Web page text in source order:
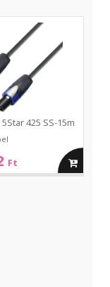
425 SS-15m
Ft kosárba